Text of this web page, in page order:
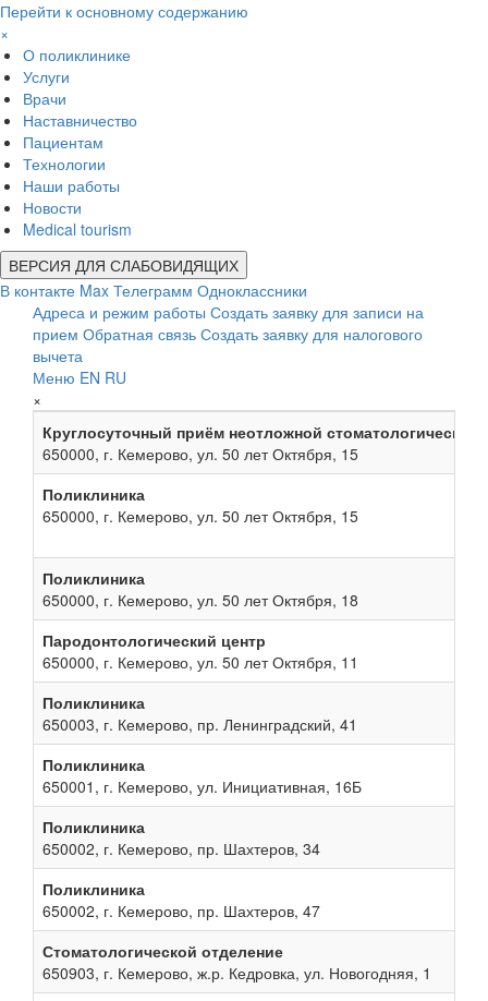
Перейти к основному содержанию
×
О поликлинике
Услуги
Врачи
Наставничество
Пациентам
Технологии
Наши работы
Новости
Medical tourism
ВЕРСИЯ ДЛЯ СЛАБОВИДЯЩИХ
В контакте Max Телеграмм Одноклассники
Адреса и режим работы Создать заявку для записи на
прием Обратная связь Создать заявку для налогового
вычета
Меню EN RU
×
Круглосуточный приём неотложной
650000, г. Кемерово, ул. 50 лет Октября, 15
Поликлиника
650000, г. Кемерово, ул. 50 лет Октября, 15
Поликлиника
650000, г. Кемерово, ул. 50 лет Октября, 18
Пародонтологический центр
650000, г. Кемерово, ул. 50 лет Октября, 11
Поликлиника
650003, г. Кемерово, пр. Ленинградский, 41
Поликлиника
650001, г. Кемерово, ул. Инициативная, 16Б
Поликлиника
650002, г. Кемерово, пр. Шахтеров, 34
Поликлиника
650002, г. Кемерово, пр. Шахтеров, 47
Стоматологической отделение
650903, г. Кемерово, ж.р. Кедровка, ул. Новогодняя, 1